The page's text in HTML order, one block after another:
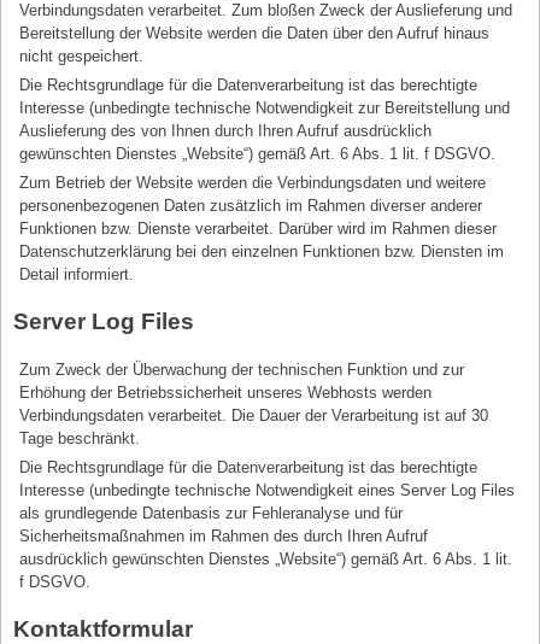
Verbindungsdaten verarbeitet. Zum bloßen Zweck der Auslieferung und
Bereitstellung der Website werden die Daten über den Aufruf hinaus
nicht gespeichert.
Die Rechtsgrundlage für die Datenverarbeitung ist das berechtigte
Interesse (unbedingte technische Notwendigkeit zur Bereitstellung und
Auslieferung des von Ihnen durch Ihren Aufruf ausdrücklich
gewünschten Dienstes „Website“) gemäß Art. 6 Abs. 1 lit. f DSGVO.
Zum Betrieb der Website werden die Verbindungsdaten und weitere
personenbezogenen Daten zusätzlich im Rahmen diverser anderer
Funktionen bzw. Dienste verarbeitet. Darüber wird im Rahmen dieser
Datenschutzerklärung bei den einzelnen Funktionen bzw. Diensten im
Detail informiert.
Server Log Files
Zum Zweck der Überwachung der technischen Funktion und zur
Erhöhung der Betriebssicherheit unseres Webhosts werden
Verbindungsdaten verarbeitet. Die Dauer der Verarbeitung ist auf 30
Tage beschränkt.
Die Rechtsgrundlage für die Datenverarbeitung ist das berechtigte
Interesse (unbedingte technische Notwendigkeit eines Server Log Files
als grundlegende Datenbasis zur Fehleranalyse und für
Sicherheitsmaßnahmen im Rahmen des durch Ihren Aufruf
ausdrücklich gewünschten Dienstes „Website“) gemäß Art. 6 Abs. 1 lit.
f DSGVO.
Kontaktformular